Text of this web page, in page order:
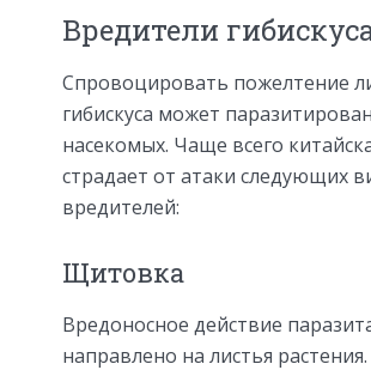
Вредители
Спровоцировать пожелтение
гибискуса может
насекомых. Чаще всего
страдает от атаки следующих
вредителей:
Щитовка
Вредоносное действие
направлено на листья растения.